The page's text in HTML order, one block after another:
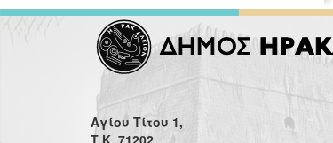
Αγίου Τίτου 1,
Τ.Κ. 71202,